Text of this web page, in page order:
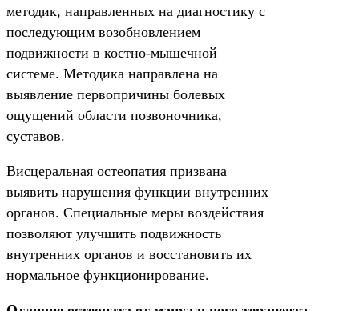
методик, направленных на диагностику с
последующим возобновлением
подвижности в костно-мышечной
системе. Методика направлена на
выявление первопричины болевых
ощущений области позвоночника,
суставов.
Висцеральная остеопатия призвана
выявить нарушения функции внутренних
органов. Специальные меры воздействия
позволяют улучшить подвижность
внутренних органов и восстановить их
нормальное функционирование.